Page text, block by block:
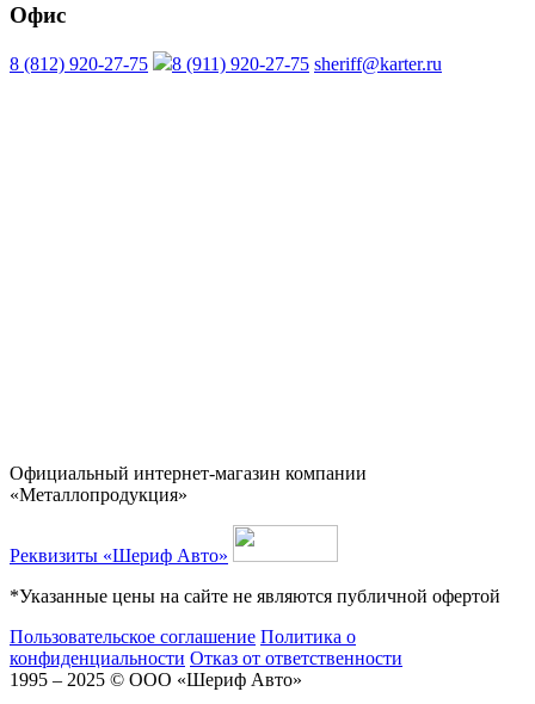
Офис
8 (812) 920-27-75 8 (911) 920-27-75 sheriff@karter.ru
Официальный интернет-магазин компании
«Металлопродукция»
Реквизиты «Шериф Авто»
*Указанные цены на сайте не являются публичной офертой
Пользовательское соглашение Политика о
конфиденциальности Отказ от ответственности
1995 – 2025 © ООО «Шериф Авто»